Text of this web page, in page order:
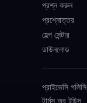
প্রশ্ন করুন
প্রশ্নোত্তর
হেল্প সেন্টার
ডাউনলোড
প্রাইভেসি পলিসি
টার্মস অব ইউস